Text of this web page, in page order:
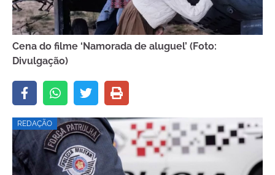
Cena do filme ‘Namorada de aluguel’ (Foto:
Divulgação)
REDAÇÃO